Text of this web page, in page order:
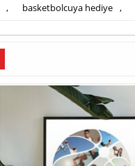
, basketbolcuya hediye ,